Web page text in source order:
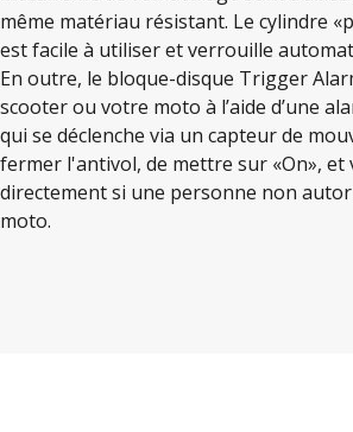
même matériau résistant. Le cylindre
est facile à utiliser et verrouille
En outre, le bloque-disque Trigger
scooter ou votre moto à l’aide d’une
qui se déclenche via un capteur de
fermer l'antivol, de mettre sur «On», et
directement si une personne non
moto.